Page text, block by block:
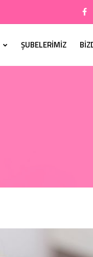
ŞUBELERİMİZ